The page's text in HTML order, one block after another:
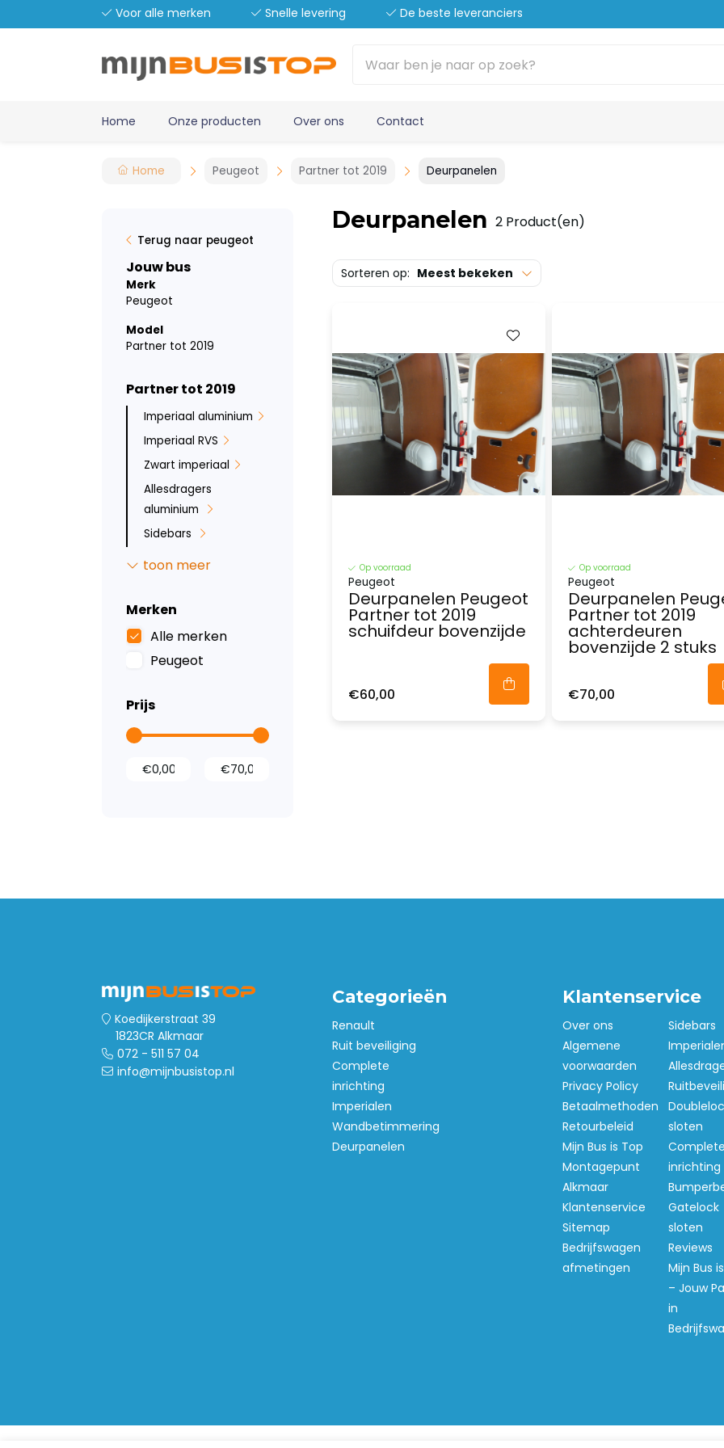
Voor alle merken Snelle levering De beste leveranciers
Home Onze producten Over ons Contact
Home Peugeot Partner tot 2019 Deurpanelen
Terug naar peugeot
Jouw bus
Merk
Peugeot
Model
Partner tot 2019
Partner tot 2019
Imperiaal aluminium
Imperiaal RVS
Zwart imperiaal
Allesdragers
aluminium
Sidebars
Backbar
Bumperbescherming
Inbraakbeveiliging
Led verlichting
Laadvloeren
Dak- en
toon meer
Merken
Alle merken
Peugeot
Prijs
Deurpanelen 2 Product(en)
Sorteren op: Meest bekeken
Op voorraad
Peugeot
Deurpanelen Peugeot
Partner tot 2019
schuifdeur bovenzijde
€60,00
Op voorraad
Peugeot
Deurpanelen
Partner tot 2019
achterdeuren
bovenzijde 2 stuks
€70,00
Koedijkerstraat 39
1823CR Alkmaar
072 - 511 57 04
info@mijnbusistop.nl
Categorieën
Renault
Ruit beveiliging
Complete
inrichting
Imperialen
Wandbetimmering
Deurpanelen
Klantenservice
Over ons
Algemene
voorwaarden
Privacy Policy
Betaalmethoden
Retourbeleid
Mijn Bus is Top
Montagepunt
Alkmaar
Klantenservice
Sitemap
Bedrijfswagen
afmetingen
Sidebars
sloten
inrichting
Gatelock
sloten
Reviews
Mijn Bus
– Jouw
in